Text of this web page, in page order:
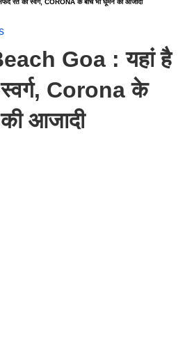
रेत का स्वर्ग, CORONA के बीच भी घूमने की आजादी
Goa : यहां है
Corona के
आजादी